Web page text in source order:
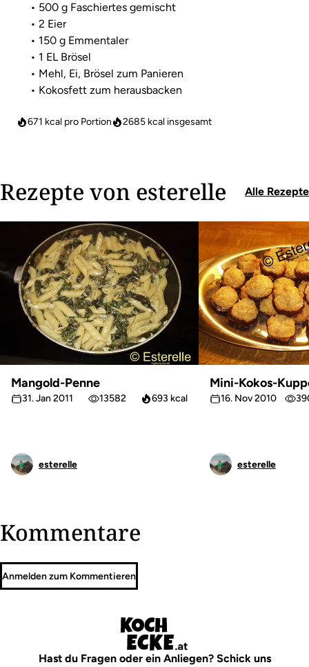
• 500 g Faschiertes gemischt
• 2 Eier
• 150 g Emmentaler
• 1 EL Brösel
• Mehl, Ei, Brösel zum Panieren
• Kokosfett zum herausbacken
671 kcal pro Portion 2685 kcal insgesamt
Rezepte von esterelle Alle Rezepte
Mangold-Penne
31. Jan 2011 13582 693 kcal
esterelle
Mini-Kokos-
16. Nov 2010
esterelle
Kommentare
Anmelden zum Kommentieren
Hast du Fragen oder ein Anliegen? Schick uns